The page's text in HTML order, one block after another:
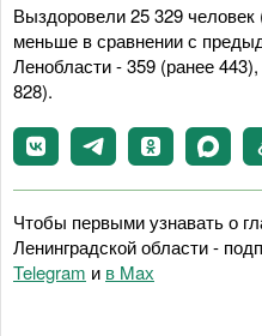
Выздоровели 25 329
меньше в сравнении с
Ленобласти - 359 (ранее
828).
Чтобы первыми узнавать о
Ленинградской области -
Telegram и в Maх